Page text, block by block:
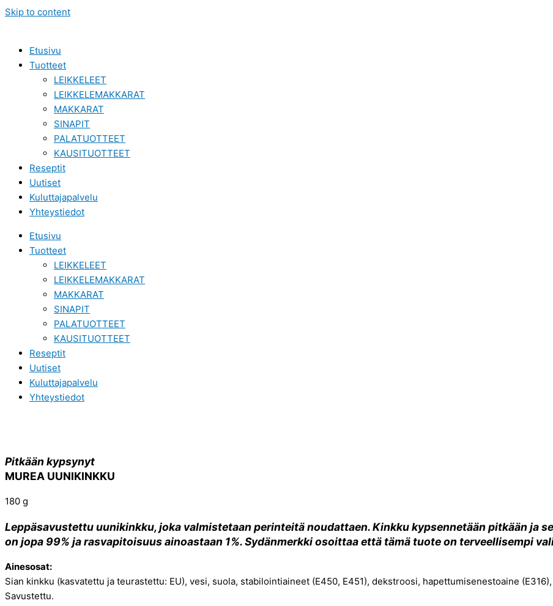
Skip to content
Etusivu
Tuotteet
LEIKKELEET
LEIKKELEMAKKARAT
MAKKARAT
SINAPIT
PALATUOTTEET
KAUSITUOTTEET
Reseptit
Uutiset
Kuluttajapalvelu
Yhteystiedot
Etusivu
Tuotteet
LEIKKELEET
LEIKKELEMAKKARAT
MAKKARAT
SINAPIT
PALATUOTTEET
KAUSITUOTTEET
Reseptit
Uutiset
Kuluttajapalvelu
Yhteystiedot
Pitkään kypsynyt
MUREA UUNIKINKKU
180 g
Leppäsavustettu uunikinkku, joka valmistetaan perinteitä noudattaen. Kinkku kypsennetään pitkään ja
on jopa 99% ja rasvapitoisuus ainoastaan 1%. Sydänmerkki osoittaa että tämä tuote on terveellisempi
Ainesosat:
Sian kinkku (kasvatettu ja teurastettu: EU), vesi, suola, stabilointiaineet (E450, E451), dekstroosi, hapettumisenestoaine
Savustettu.